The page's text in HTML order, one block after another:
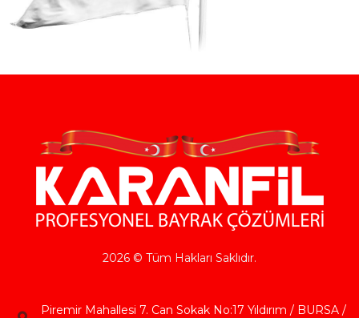
2026 © Tüm Hakları Saklıdır.
Piremir Mahallesi 7. Can Sokak No:17 Yıldırım / BURSA /